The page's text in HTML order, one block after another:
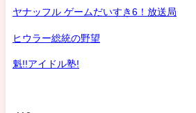
ヤナッフル ゲームだいすき6！放送局
ヒウラー総統の野望
魁!!アイドル塾!